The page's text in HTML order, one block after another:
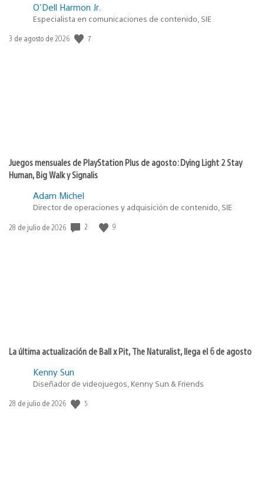
O'Dell Harmon Jr.
Especialista en comunicaciones de contenido, SIE
Fecha
3 de agosto de 2026 7
Juegos mensuales de PlayStation Plus de agosto: Dying Light 2 Stay
Human, Big Walk y Signalis
Adam Michel
Director de operaciones y adquisición de contenido, SIE
Fecha
28 de julio de 2026 2 9
La última actualización de Ball x Pit, The Naturalist, llega el 6 de agosto
Kenny Sun
Diseñador de videojuegos, Kenny Sun & Friends
Fecha
28 de julio de 2026 5